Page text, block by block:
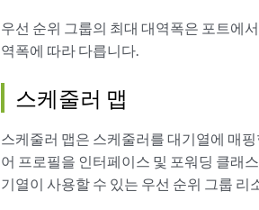
우선 순위 그룹의 최대 대역폭은 포트에
역폭에 따라 다릅니다.
스케줄러 맵
스케줄러 맵은 스케줄러를 대기열에 매
어 프로필을 인터페이스 및 포워딩 클래
기열이 사용할 수 있는 우선 순위 그룹 리